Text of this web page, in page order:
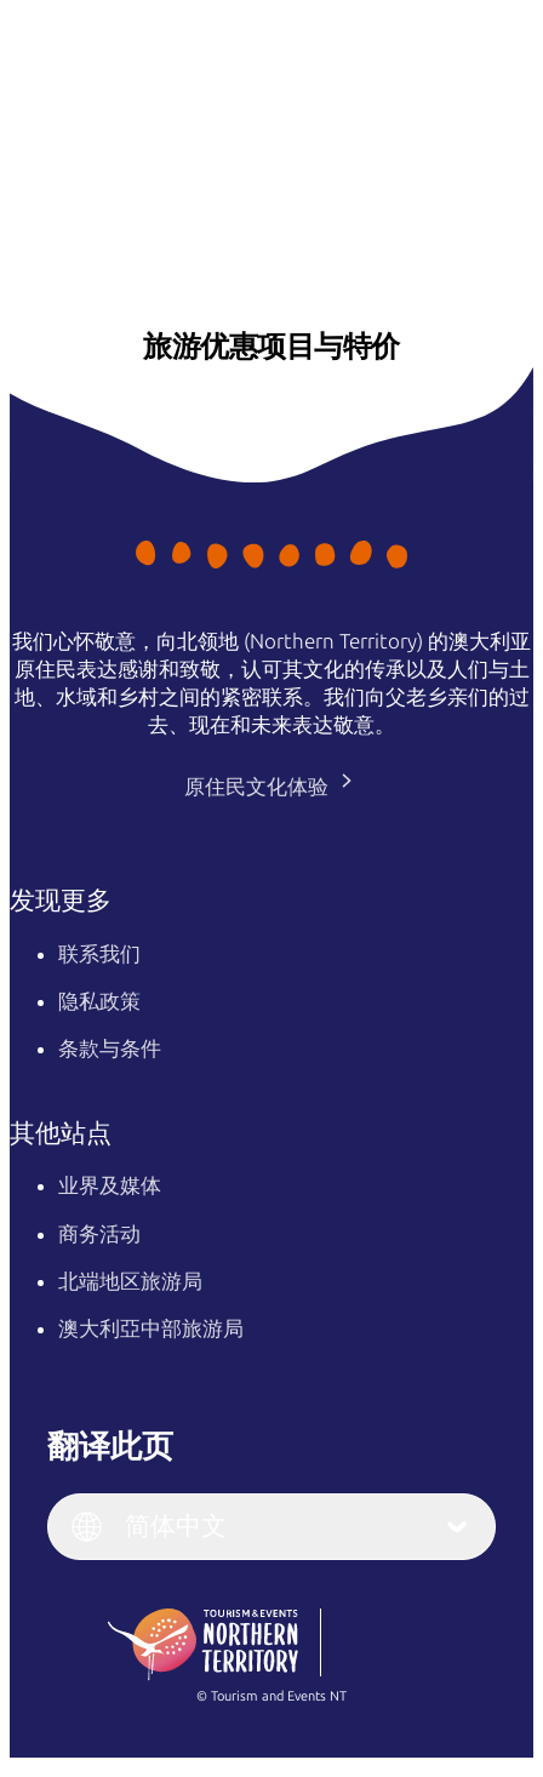
旅游优惠项目与特价
我们心怀敬意，向北领地 (Northern Territory) 的澳大利亚
原住民表达感谢和致敬，认可其文化的传承以及人们与土
地、水域和乡村之间的紧密联系。我们向父老乡亲们的过
去、现在和未来表达敬意。
原住民文化体验
发现更多
联系我们
隐私政策
条款与条件
其他站点
业界及媒体
商务活动
北端地区旅游局
澳大利亞中部旅游局
翻译此页
English (US)
English
(Singapore)
Français
繁體中文
© Tourism and Events NT